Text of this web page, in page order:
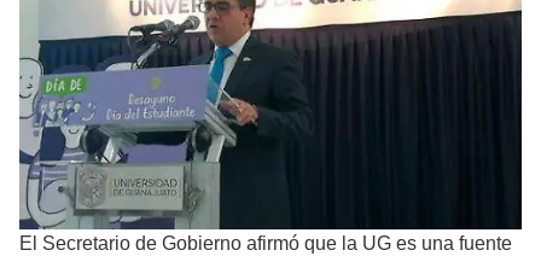
El Secretario de Gobierno afirmó que la UG es una fuente